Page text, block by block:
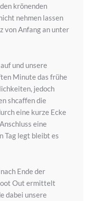
krönenden
nehmen lassen
von Anfang an unter
und unsere
Minute das frühe
jedoch
shcaffen die
eine kurze Ecke
eine
Tag legt bleibt es
Ende der
Out ermittelt
dabei unsere